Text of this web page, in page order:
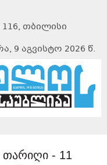
ᲗᲑᲘᲚᲘᲡᲘ
9 აგვისტო 2026 წ.
თარიღი - 11